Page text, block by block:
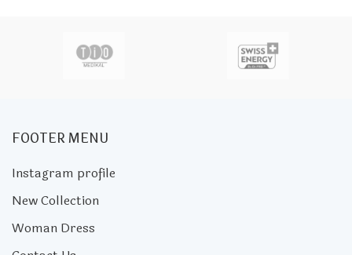
FOOTER MENU
Instagram profile
New Collection
Woman Dress